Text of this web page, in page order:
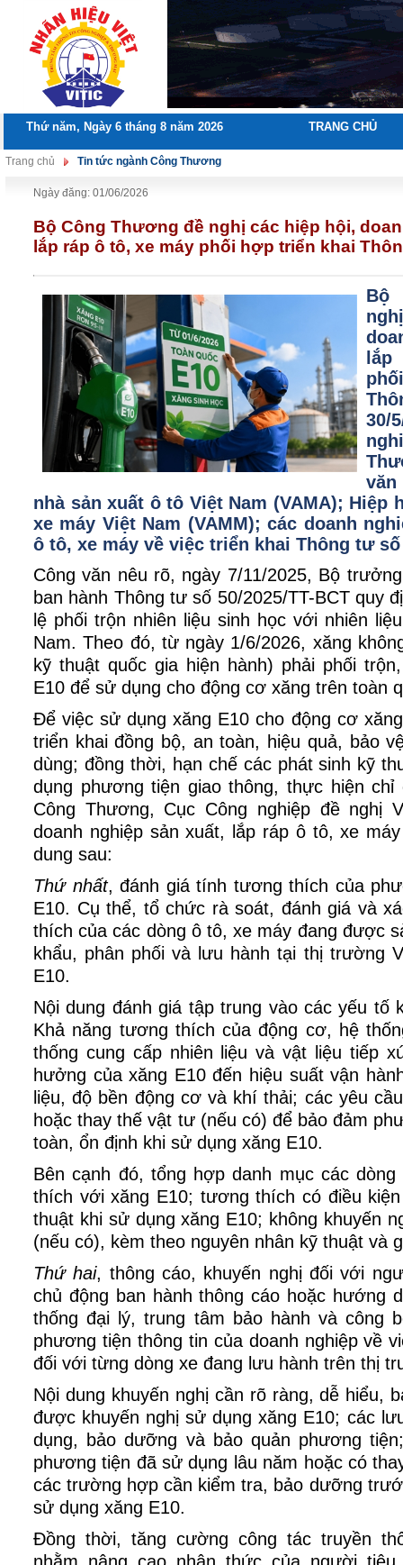
Thứ năm, Ngày 6 tháng 8 năm 2026 TRANG CHỦ
Trang chủ Tin tức ngành Công Thương
Ngày đăng: 01/06/2026
Bộ Công Thương đề nghị các hiệp hội,
lắp ráp ô tô, xe máy phối hợp triển khai
Bộ
30/
nhà sản xuất ô tô Việt Nam (VAMA); Hiệp
xe máy Việt Nam (VAMM); các doanh
ô tô, xe máy về việc triển khai Thông tư số
Công văn nêu rõ, ngày 7/11/2025, Bộ
ban hành Thông tư số 50/2025/TT-BCT quy
lệ phối trộn nhiên liệu sinh học với nhiên
Nam. Theo đó, từ ngày 1/6/2026, xăng
kỹ thuật quốc gia hiện hành) phải phối
E10 để sử dụng cho động cơ xăng trên toàn
Để việc sử dụng xăng E10 cho động cơ
triển khai đồng bộ, an toàn, hiệu quả, bảo
dùng; đồng thời, hạn chế các phát sinh kỹ
dụng phương tiện giao thông, thực hiện chỉ
Công Thương, Cục Công nghiệp đề nghị
doanh nghiệp sản xuất, lắp ráp ô tô, xe
dung sau:
Thứ nhất, đánh giá tính tương thích của
E10. Cụ thể, tổ chức rà soát, đánh giá và
thích của các dòng ô tô, xe máy đang được
khẩu, phân phối và lưu hành tại thị trường
E10.
Nội dung đánh giá tập trung vào các yếu tố
Khả năng tương thích của động cơ, hệ
thống cung cấp nhiên liệu và vật liệu tiếp
hưởng của xăng E10 đến hiệu suất vận
liệu, độ bền động cơ và khí thải; các yêu
hoặc thay thế vật tư (nếu có) để bảo đảm
toàn, ổn định khi sử dụng xăng E10.
Bên cạnh đó, tổng hợp danh mục các
thích với xăng E10; tương thích có điều
thuật khi sử dụng xăng E10; không khuyến
(nếu có), kèm theo nguyên nhân kỹ thuật và
Thứ hai, thông cáo, khuyến nghị đối với
chủ động ban hành thông cáo hoặc hướng
thống đại lý, trung tâm bảo hành và công
phương tiện thông tin của doanh nghiệp về
đối với từng dòng xe đang lưu hành trên thị
Nội dung khuyến nghị cần rõ ràng, dễ hiểu,
được khuyến nghị sử dụng xăng E10; các
dụng, bảo dưỡng và bảo quản phương
phương tiện đã sử dụng lâu năm hoặc có
các trường hợp cần kiểm tra, bảo dưỡng
sử dụng xăng E10.
Đồng thời, tăng cường công tác truyền